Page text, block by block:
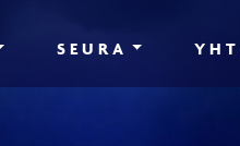
SEURA